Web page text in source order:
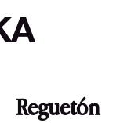
Reguetón